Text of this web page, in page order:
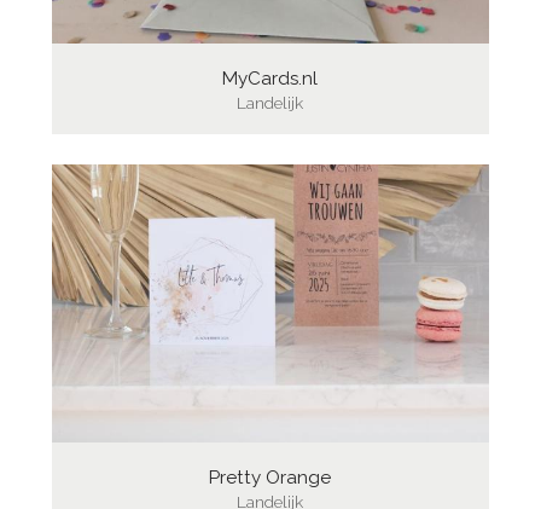
MyCards.nl
Landelijk
Pretty Orange
Landelijk